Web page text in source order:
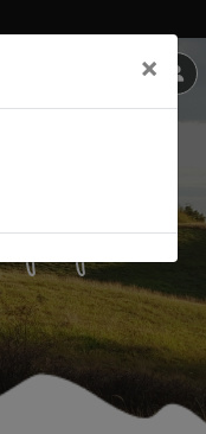
TT
×